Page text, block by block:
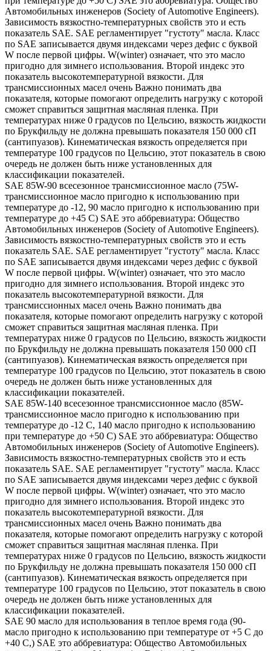
Автомобильных инженеров (Society of Automotive Engineers).
Зависимость вязкостно-температурных свойств это и есть
показатель SAE. SAE регламентирует "густоту" масла. Класс
по SAE записывается двумя индексами через дефис с буквой
W после первой цифры. W(winter) означает, что это масло
пригодно для зимнего использования. Второй индекс это
показатель высокотемпературной вязкости. Для
трансмиссионных масел очень Важно понимать два
показателя, которые помогают определить нагрузку с которой
сможет справиться защитная масляная пленка. При
температурах ниже 0 градусов по Цельсию, вязкость жидкости
по Брукфильду не должна превышать показателя 150 000 сП
(сантипуазов). Кинематическая вязкость определяется при
температуре 100 градусов по Цельсию, этот показатель в свою
очередь не должен быть ниже установленных для
классификации показателей.
SAE 85W-90 всесезонное трансмиссионное масло (75W-
трансмиссионное масло пригодно к использованию при
температуре до -12, 90 масло пригодно к использованию при
температуре до +45 С) SAE это аббревиатура: Общество
Автомобильных инженеров (Society of Automotive Engineers).
Зависимость вязкостно-температурных свойств это и есть
показатель SAE. SAE регламентирует "густоту" масла. Класс
по SAE записывается двумя индексами через дефис с буквой
W после первой цифры. W(winter) означает, что это масло
пригодно для зимнего использования. Второй индекс это
показатель высокотемпературной вязкости. Для
трансмиссионных масел очень Важно понимать два
показателя, которые помогают определить нагрузку с которой
сможет справиться защитная масляная пленка. При
температурах ниже 0 градусов по Цельсию, вязкость жидкости
по Брукфильду не должна превышать показателя 150 000 сП
(сантипуазов). Кинематическая вязкость определяется при
температуре 100 градусов по Цельсию, этот показатель в свою
очередь не должен быть ниже установленных для
классификации показателей.
SAE 85W-140 всесезонное трансмиссионное масло (85W-
трансмиссионное масло пригодно к использованию при
температуре до -12 С, 140 масло пригодно к использованию
при температуре до +50 С) SAE это аббревиатура: Общество
Автомобильных инженеров (Society of Automotive Engineers).
Зависимость вязкостно-температурных свойств это и есть
показатель SAE. SAE регламентирует "густоту" масла. Класс
по SAE записывается двумя индексами через дефис с буквой
W после первой цифры. W(winter) означает, что это масло
пригодно для зимнего использования. Второй индекс это
показатель высокотемпературной вязкости. Для
трансмиссионных масел очень Важно понимать два
показателя, которые помогают определить нагрузку с которой
сможет справиться защитная масляная пленка. При
температурах ниже 0 градусов по Цельсию, вязкость жидкости
по Брукфильду не должна превышать показателя 150 000 сП
(сантипуазов). Кинематическая вязкость определяется при
температуре 100 градусов по Цельсию, этот показатель в свою
очередь не должен быть ниже установленных для
классификации показателей.
SAE 90 масло для использования в теплое время года (90-
масло пригодно к использованию при температуре от +5 С до
+40 С,) SAE это аббревиатура: Общество Автомобильных